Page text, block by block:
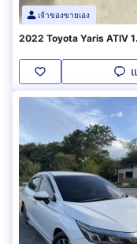
เจ้าของขายเอง
2022 Toyota Yaris ATIV